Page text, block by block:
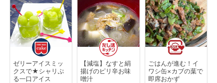
ゼリーアイスミッ
クスで★シャリぷ
る一口アイス
【減塩】なすと絹
揚げのピリ辛お味
噌汁
ごはんが進む！イ
ワシ缶×カブの葉で
即席おかず